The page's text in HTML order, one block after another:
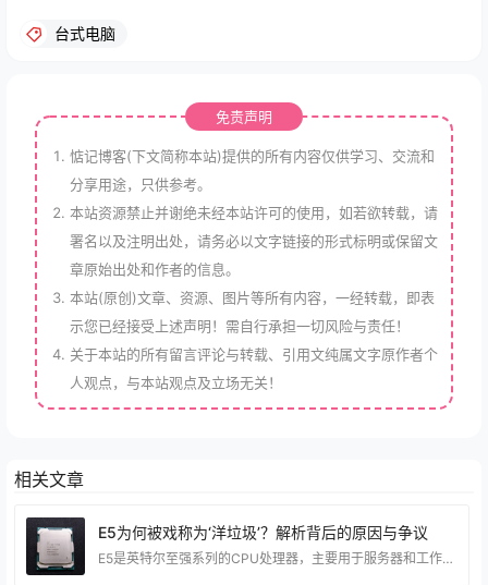
台式电脑
免责声明
惦记博客(下文简称本站)提供的所有内容仅供学习、交流和
分享用途，只供参考。
本站资源禁止并谢绝未经本站许可的使用，如若欲转载，请
署名以及注明出处，请务必以文字链接的形式标明或保留文
章原始出处和作者的信息。
本站(原创)文章、资源、图片等所有内容，一经转载，即表
示您已经接受上述声明！需自行承担一切风险与责任！
关于本站的所有留言评论与转载、引用文纯属文字原作者个
人观点，与本站观点及立场无关！
相关文章
E5为何被戏称为‘洋垃圾’？解析背后的原因与争议
E5是英特尔至强系列的CPU处理器，主要用于服务器和工作站。它们的性能和稳定性都很高，但是价格也很昂贵。那么，为什么有些人会把它们称为洋垃圾呢？ 洋垃圾是指一些从国外进口的固体废弃物，其中就包括了一些淘汰的服务器和工作站的零部件，比如E5处理器。这些零部件在国外的使用寿命已经到了，但是在国内却被一些二手贩子收购，然后以低廉的价格出售给一些想要性价比高的用户。这些用户往往不知道这些零部件的真实情况，有可能遇到质量问题，甚至无法正常使用。而且，这些零部件也没有正规的售后服务和技术支持，一旦出现问题，就很难解决。 除了质